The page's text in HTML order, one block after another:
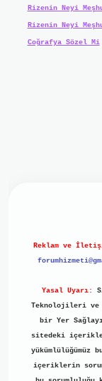
Rizenin Neyi
Rizenin Neyi
Coğrafya Sözel Mi
Reklam ve
Yasal Uyarı:
Teknolojileri ve
bir Yer
sitedeki
yükümlülüğümüz
içeriklerin